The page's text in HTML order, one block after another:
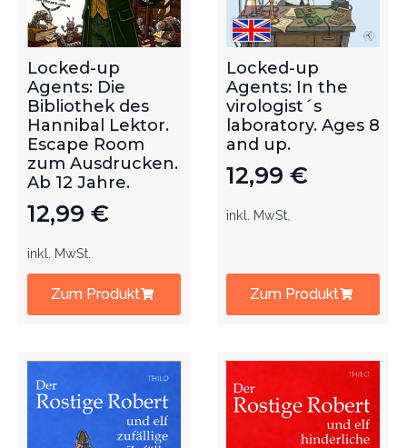
Locked-up
Agents: Die
Bibliothek des
Hannibal Lektor.
Escape Room
zum Ausdrucken.
Ab 12 Jahre.
12,99 €
inkl. MwSt.
Zum Produkt
Locked-up
Agents: In the
virologist´s
laboratory. Ages 8
and up.
12,99 €
inkl. MwSt.
Zum Produkt